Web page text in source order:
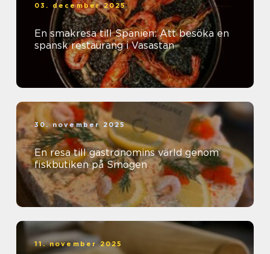
03. december 2025
En smakresa till Spanien: Att besöka en
spansk restaurang i Vasastan
30. november 2025
En resa till gastronomins värld genom
fiskbutiken på Smögen
11. november 2025